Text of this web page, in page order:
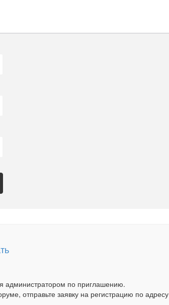
администратором по приглашению.
отправьте заявку на регистрацию по адресу